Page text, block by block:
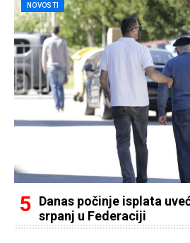
NOVOSTI
Danas počinje isplata
srpanj u Federaciji